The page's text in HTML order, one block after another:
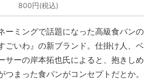
800円(税込)
ーミングで話題になった高級食パンの
ごいわ』の新ブランド。仕掛け人、ベ
サーの岸本拓也氏によると、抱きしめ
つまった食パンがコンセプトだとか。